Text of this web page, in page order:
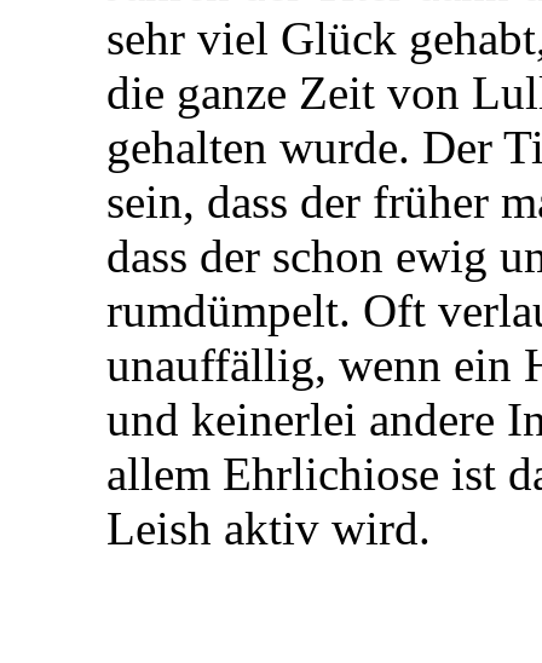
sehr viel Glück
die ganze Zeit von
gehalten wurde. Der
sein, dass der früher
dass der schon ewig
rumdümpelt. Oft
unauffällig, wenn ein
und keinerlei andere
allem Ehrlichiose ist
Leish aktiv wird.